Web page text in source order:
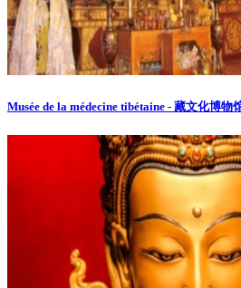
Musée de la médecine tibétaine - 藏文化博物